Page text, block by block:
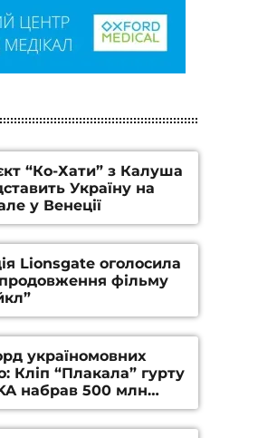
“Ко-Хати” з Калуша
Україну на
у Венеції
Lionsgate оголосила
фільму
україномовних
Кліп “Плакала” гурту
набрав 500 млн
на YouTube